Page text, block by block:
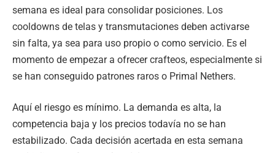
semana es ideal para consolidar posiciones. Los
cooldowns de telas y transmutaciones deben activarse
sin falta, ya sea para uso propio o como servicio. Es el
momento de empezar a ofrecer crafteos, especialmente si
se han conseguido patrones raros o Primal Nethers.
Aquí el riesgo es mínimo. La demanda es alta, la
competencia baja y los precios todavía no se han
estabilizado. Cada decisión acertada en esta semana